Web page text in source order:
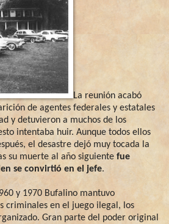
La reunión acabó
de agentes federales y estatales
y detuvieron a muchos de los
intentaba huir. Aunque todos ellos
el desastre dejó muy tocada la
su muerte al año siguiente fue
se convirtió en el jefe.
y 1970 Bufalino mantuvo
criminales en el juego ilegal, los
Gran parte del poder original